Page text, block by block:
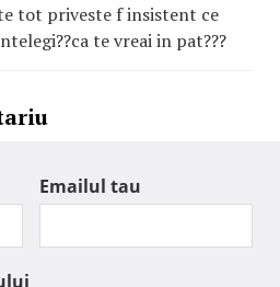
tot priveste f insistent ce
te vreai in pat???
Emailul tau